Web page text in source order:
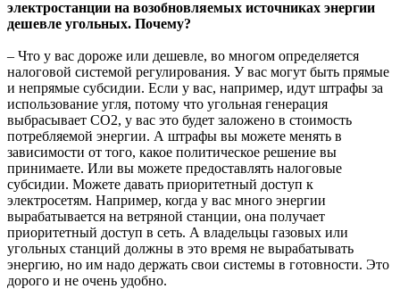
электростанции на возобновляемых источниках энергии
дешевле угольных. Почему?
– Что у вас дороже или дешевле, во многом определяется
налоговой системой регулирования. У вас могут быть прямые
и непрямые субсидии. Если у вас, например, идут штрафы за
использование угля, потому что угольная генерация
выбрасывает СО2, у вас это будет заложено в стоимость
потребляемой энергии. А штрафы вы можете менять в
зависимости от того, какое политическое решение вы
принимаете. Или вы можете предоставлять налоговые
субсидии. Можете давать приоритетный доступ к
электросетям. Например, когда у вас много энергии
вырабатывается на ветряной станции, она получает
приоритетный доступ в сеть. А владельцы газовых или
угольных станций должны в это время не вырабатывать
энергию, но им надо держать свои системы в готовности. Это
дорого и не очень удобно.